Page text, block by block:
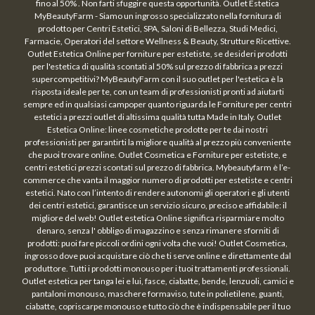
fino al 50% . Non farti sfuggire questa opportunità. Outlet Estetica
MyBeautyFarm - Siamo un ingrosso specializzato nella fornitura di
prodotto per Centri Estetici, SPA, Saloni di Bellezza, Studi Medici,
Farmacie, Operatori del settore Wellness & Beauty, Strutture Ricettive.
Outlet Estetica Online per forniture per estetiste, se desideri prodotti
per l'estetica di qualità scontati al 50% sul prezzo di fabbrica a prezzi
supercompetitivi? MyBeautyFarm con il suo outlet per l'estetica è la
risposta ideale per te, con un team di professionisti pronti ad aiutarti
sempre ed in qualsiasi campoper quanto riguarda le Forniture per centri
estetici a prezzi outlet di altissima qualità tutta Made in Italy. Outlet
Estetica Online: linee cosmetiche prodotte per te dai nostri
professionisti per garantirti la migliore qualità al prezzo più conveniente
che puoi trovare online. Outlet Cosmetica e Forniture per estetiste, e
centri estetici prezzi scontati sul prezzo di fabbrica. Mybeautyfarm è l’e-
commerce che vanta il maggior numero di prodotti per estetiste e centri
estetici. Nato con l’intento di rendere autonomi gli operatori e gli utenti
dei centri estetici, garantisce un servizio sicuro, preciso e affidabile: il
migliore del web! Outlet estetica Online significa risparmiare molto
denaro, senza l' obbligo di magazzino e senza rimanere sforniti di
prodotti: puoi fare piccoli ordini ogni volta che vuoi! Outlet Cosmetica,
ingrosso dove puoi acquistare ciò che ti serve online e direttamente dal
produttore. Tutti i prodotti monouso per i tuoi trattamenti professionali.
Outlet estetica per tanga lei e lui, fasce, ciabatte, bende, lenzuoli, camici e
pantaloni monouso, maschere formaviso, tute in polietilene, guanti,
ciabatte, copriscarpe monouso e tutto ciò che è indispensabile per il tuo